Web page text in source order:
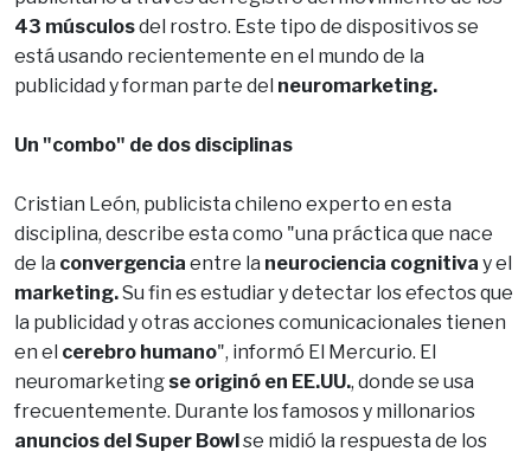
43 músculosdel rostro. Este tipo de dispositivos se
está usando recientemente en el mundo de la
publicidad y forman parte del neuromarketing.
Un "combo" de dos disciplinas
Cristian León, publicista chileno experto en esta
disciplina, describe esta como "una práctica que nace
de la convergencia entre la neurociencia cognitiva y el
marketing.Su fin es estudiar y detectar los efectos que
la publicidad y otras acciones comunicacionales tienen
en el cerebro humano", informó El Mercurio. El
neuromarketing se originó en EE.UU., donde se usa
frecuentemente. Durante los famosos y millonarios
anuncios del Super Bowl se midió la respuesta de los